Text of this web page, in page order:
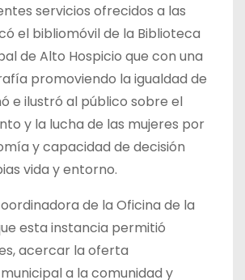
servicios ofrecidos a las
el bibliomóvil de la Biblioteca
de Alto Hospicio que con una
promoviendo la igualdad de
e ilustró al público sobre el
y la lucha de las mujeres por
y capacidad de decisión
vida y entorno.
de la Oficina de la
esta instancia permitió
acercar la oferta
a la comunidad y